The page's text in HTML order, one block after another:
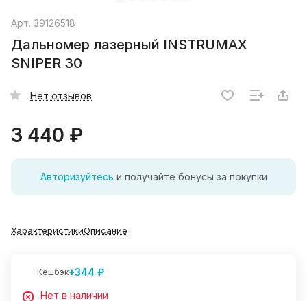
Арт. 39126518
Дальномер лазерный INSTRUMAX
SNIPER 30
Нет отзывов
3 440 ₽
Авторизуйтесь и получайте бонусы за покупки
ХарактеристикиОписание
Кешбэк+344 ₽
Нет в наличии